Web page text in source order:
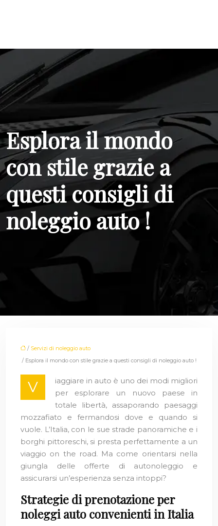
Esplora il mondo
con stile grazie a
questi consigli di
noleggio auto !
/ Servizi di noleggio auto
/ Esplora il mondo con stile grazie a questi consigli di noleggio auto !
V
iaggiare in auto è uno dei modi migliori
per esplorare un nuovo paese in
totale libertà, assaporando paesaggi
mozzafiato e fermandosi dove e quando si
vuole. L’Italia, con le sue strade panoramiche e i
borghi pittoreschi, si presta perfettamente a un
viaggio on the road. Ma come orientarsi nella
giungla delle offerte di autonoleggio e
assicurarsi un’esperienza senza intoppi?
Strategie di prenotazione per
noleggi auto convenienti in Italia